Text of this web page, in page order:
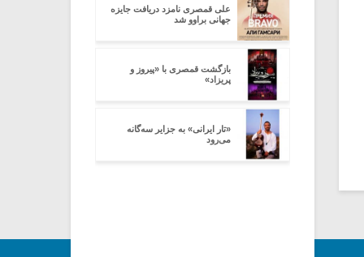
علی قمصری نامزد دریافت جایزه
جهانی براوو شد
بازگشت قمصری با «پیروز و
پریزاد»
«تار ایرانی» به جزایر سه‌گانه
می‌رود